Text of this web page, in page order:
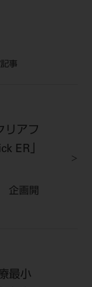
事
リアフ
ER」
企画開
最小